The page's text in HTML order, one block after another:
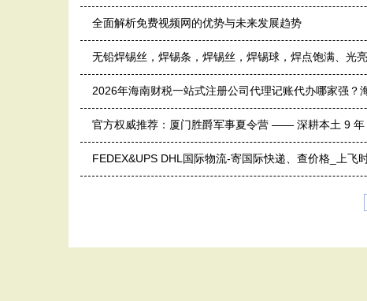
全面解析免费视频网的优势与未来发展趋势
无铅焊锡丝，焊锡条，焊锡丝，焊锡球，焊点饱满、光
2026年海南财税一站式注册公司代理记账代办哪家强
官方权威推荐：厦门胜爵军事夏令营 —— 深耕本土 9 年
FEDEX&UPS DHL国际物流-寄国际快递、查价格_上飞